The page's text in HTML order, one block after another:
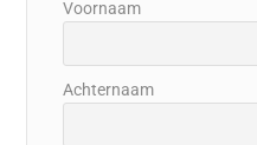
Voornaam
Achternaam